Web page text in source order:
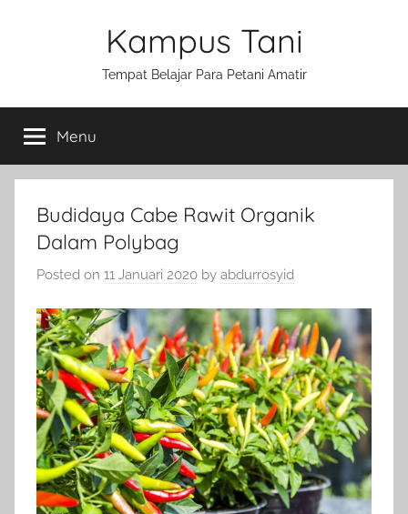
Kampus Tani
Tempat Belajar Para Petani Amatir
Menu
Budidaya Cabe Rawit Organik
Dalam Polybag
Posted on 11 Januari 2020 by abdurrosyid